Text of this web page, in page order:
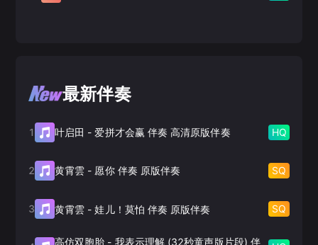
最新伴奏
1 叶启田 -爱拼才会赢 伴奏 高清原版伴奏 HQ
2 黄霄雲 - 愿你 伴奏 原版伴奏 SQ
3 黄霄雲 -娃儿！莫怕 伴奏 原版伴奏 SQ
高仿双胞胎 - 我表示理解 (32秒童声版片段) 伴